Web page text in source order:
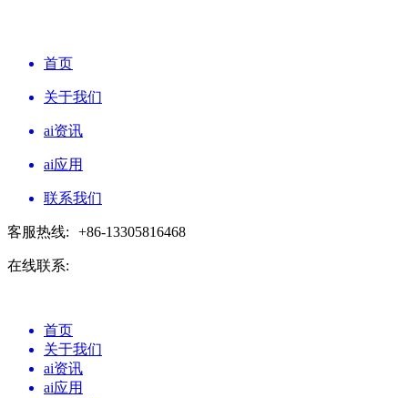
首页
关于我们
ai资讯
ai应用
联系我们
客服热线: +86-13305816468
在线联系:
首页
关于我们
ai资讯
ai应用